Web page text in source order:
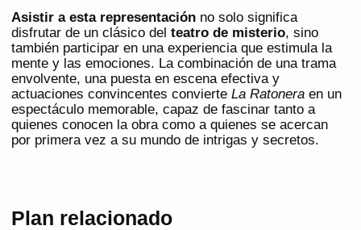
Asistir a esta representación no solo significa
disfrutar de un clásico del teatro de misterio, sino
también participar en una experiencia que estimula la
mente y las emociones. La combinación de una trama
envolvente, una puesta en escena efectiva y
actuaciones convincentes convierte La Ratonera en un
espectáculo memorable, capaz de fascinar tanto a
quienes conocen la obra como a quienes se acercan
por primera vez a su mundo de intrigas y secretos.
Plan relacionado